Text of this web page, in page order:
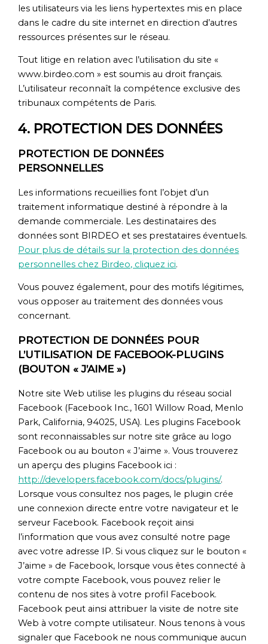
les utilisateurs via les liens hypertextes mis en place
dans le cadre du site internet en direction d’autres
ressources présentes sur le réseau.
Tout litige en relation avec l’utilisation du site «
www.birdeo.com » est soumis au droit français.
L’utilisateur reconnaît la compétence exclusive des
tribunaux compétents de Paris.
4. PROTECTION DES DONNÉES
PROTECTION DE DONNÉES
PERSONNELLES
Les informations recueillies font l’objet d’un
traitement informatique destiné à répondre à la
demande commerciale. Les destinataires des
données sont BIRDEO et ses prestataires éventuels.
Pour plus de détails sur la protection des données
personnelles chez Birdeo, cliquez ici.
Vous pouvez également, pour des motifs légitimes,
vous opposer au traitement des données vous
concernant.
PROTECTION DE DONNÉES POUR
L’UTILISATION DE FACEBOOK-PLUGINS
(BOUTON « J’AIME »)
Notre site Web utilise les plugins du réseau social
Facebook (Facebook Inc., 1601 Willow Road, Menlo
Park, California, 94025, USA). Les plugins Facebook
sont reconnaissables sur notre site grâce au logo
Facebook ou au bouton « J’aime ». Vous trouverez
un aperçu des plugins Facebook ici :
http://developers.facebook.com/docs/plugins/.
Lorsque vous consultez nos pages, le plugin crée
une connexion directe entre votre navigateur et le
serveur Facebook. Facebook reçoit ainsi
l’information que vous avez consulté notre page
avec votre adresse IP. Si vous cliquez sur le bouton «
J’aime » de Facebook, lorsque vous êtes connecté à
votre compte Facebook, vous pouvez relier le
contenu de nos sites à votre profil Facebook.
Facebook peut ainsi attribuer la visite de notre site
Web à votre compte utilisateur. Nous tenons à vous
signaler que Facebook ne nous communique aucun